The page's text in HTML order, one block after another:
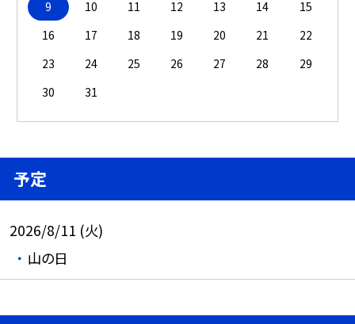
9
10 11 12 13 14
15
16
17 18 19 20 21
22
23
24 25 26 27 28
29
30
31
予定
2026/8/11 (火)
山の日